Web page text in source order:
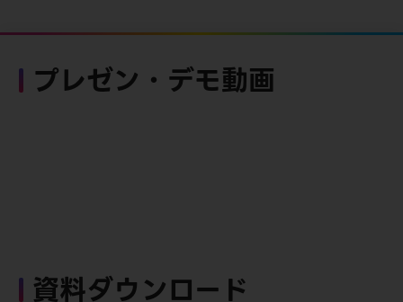
プレゼン・デモ動画
資料ダウンロード